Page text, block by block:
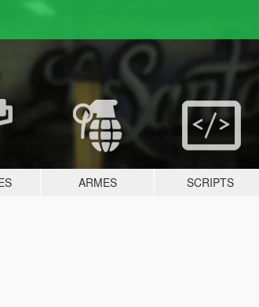
ARMES SCRIPTS